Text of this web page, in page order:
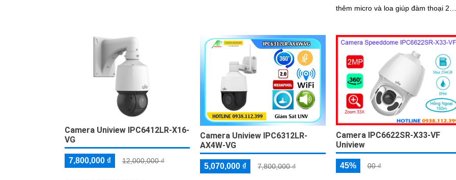
thêm micro và loa giúp đàm thoại 2
thể báo động chủ động bằng âm
thanh, nhìn ban đêm bằng hồng ngoại
khoảng cách 30m
Camera Uniview IPC6412LR-X16-
VG
7,800,000 ₫ 12,000,000 ₫
Camera Uniview IPC6312LR-
AX4W-VG
5,070,000 ₫ 7,800,000 ₫
Camera IPC6622SR-X33-VF
Uniview
45% 00 ₫